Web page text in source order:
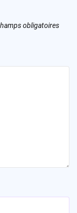
obligatoires